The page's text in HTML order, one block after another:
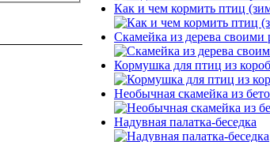
Как и чем кормить птиц
Скамейка из дерева своими
Кормушка для птиц из
Необычная скамейка из
Надувная палатка-беседка